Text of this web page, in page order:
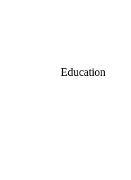
Education